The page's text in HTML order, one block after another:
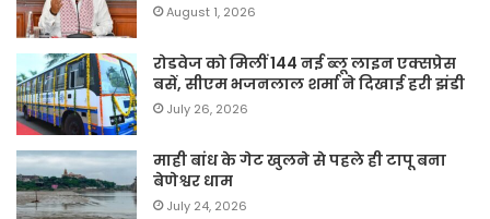
August 1, 2026
रोडवेज को मिलीं 144 नई ब्लू लाइन एक्सप्रेस
बसें, सीएम भजनलाल शर्मा ने दिखाई हरी झंडी
July 26, 2026
माही बांध के गेट खुलने से पहले ही टापू बना
बेणेश्वर धाम
July 24, 2026